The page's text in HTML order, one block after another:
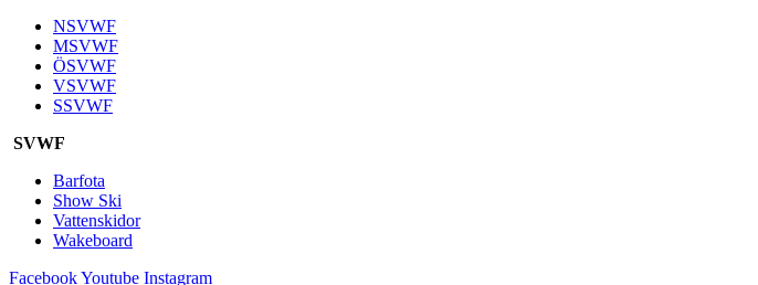
NSVWF
MSVWF
ÖSVWF
VSVWF
SSVWF
SVWF
Barfota
Show Ski
Vattenskidor
Wakeboard
FacebookYoutube Instagram